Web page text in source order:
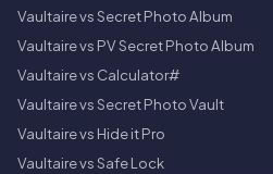
Vaultaire vs Secret Photo Album
Vaultaire vs PV Secret Photo Album
Vaultaire vs Calculator#
Vaultaire vs Secret Photo Vault
Vaultaire vs Hide it Pro
Vaultaire vs Safe Lock